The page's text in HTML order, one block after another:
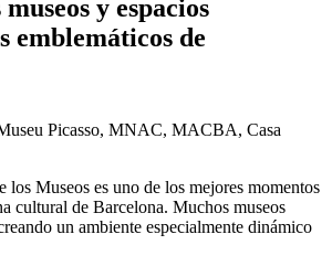
y espacios
emblemáticos de
Picasso, MNAC, MACBA, Casa
Museos es uno de los mejores momentos
cultural de Barcelona. Muchos museos
un ambiente especialmente dinámico